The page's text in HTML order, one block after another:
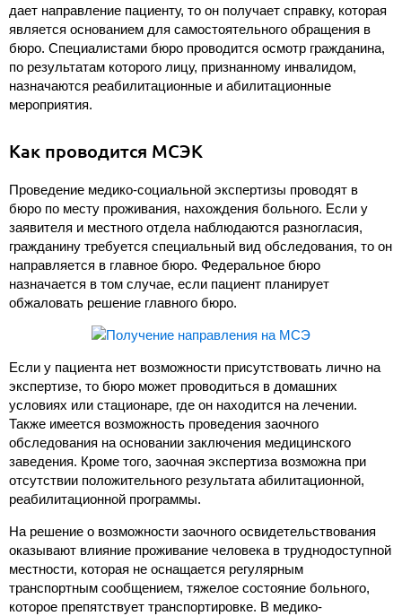
дает направление пациенту, то он получает справку, которая
является основанием для самостоятельного обращения в
бюро. Специалистами бюро проводится осмотр гражданина,
по результатам которого лицу, признанному инвалидом,
назначаются реабилитационные и абилитационные
мероприятия.
Как проводится МСЭК
Проведение медико-социальной экспертизы проводят в
бюро по месту проживания, нахождения больного. Если у
заявителя и местного отдела наблюдаются разногласия,
гражданину требуется специальный вид обследования, то он
направляется в главное бюро. Федеральное бюро
назначается в том случае, если пациент планирует
обжаловать решение главного бюро.
Если у пациента нет возможности присутствовать лично на
экспертизе, то бюро может проводиться в домашних
условиях или стационаре, где он находится на лечении.
Также имеется возможность проведения заочного
обследования на основании заключения медицинского
заведения. Кроме того, заочная экспертиза возможна при
отсутствии положительного результата абилитационной,
реабилитационной программы.
На решение о возможности заочного освидетельствования
оказывают влияние проживание человека в труднодоступной
местности, которая не оснащается регулярным
транспортным сообщением, тяжелое состояние больного,
которое препятствует транспортировке. В медико-